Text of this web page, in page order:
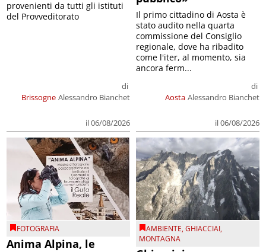
Brissogne
di
Alessandro Bianchet
il 06/08/2026
provenienti da tutti gli istituti
del Provveditorato
Aosta
di
Alessandro Bianchet
il 06/08/2026
Il primo cittadino di Aosta è
stato audito nella quarta
commissione del Consiglio
regionale, dove ha ribadito
come l'iter, al momento, sia
ancora ferm...
FOTOGRAFIA
Anima Alpina, le
AMBIENTE,GHIACCIAI,
MONTAGNA